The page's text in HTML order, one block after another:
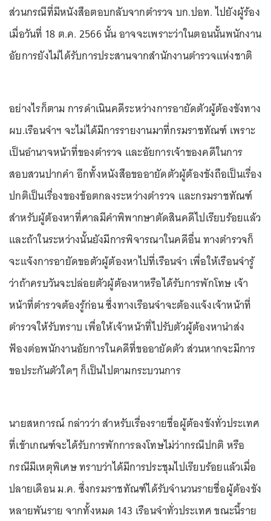
ส่วนกรณีที่มีหนังสือตอบกลับจากตำรวจ บก.ปอท. ไปยังผู้ร้อง
เมื่อวันที่ 18 ต.ค. 2566 นั้น อาจจะเพราะว่าในตอนนั้นพนักงาน
อัยการยังไม่ได้รับการประสานจากสำนักงานตำรวจแห่งชาติ
อย่างไรก็ตาม การดำเนินคดีระหว่างการอายัดตัวผู้ต้องขังทาง
ผบ.เรือนจำฯ จะไม่ได้มีการรายงานมาที่กรมราชทัณฑ์ เพราะ
เป็นอำนาจหน้าที่ของตำรวจ และอัยการเจ้าของคดีในการ
สอบสวนปากคำ อีกทั้งหนังสือขออายัดตัวผู้ต้องขังถือเป็นเรื่อง
ปกติเป็นเรื่องของข้อตกลงระหว่างตำรวจ และกรมราชทัณฑ์
สำหรับผู้ต้องหาที่ศาลมีคำพิพากษาตัดสินคดีไปเรียบร้อยแล้ว
และถ้าในระหว่างนั้นยังมีการพิจารณาในคดีอื่น ทางตำรวจก็
จะแจ้งการอายัดขอตัวผู้ต้องหาไปที่เรือนจำ เพื่อให้เรือนจำรู้
ว่าถ้าครบวันจะปล่อยตัวผู้ต้องหาหรือได้รับการพักโทษ เจ้า
หน้าที่ตำรวจต้องรู้ก่อน ซึ่งทางเรือนจำจะต้องแจ้งเจ้าหน้าที่
ตำรวจให้รับทราบ เพื่อให้เจ้าหน้าที่ไปรับตัวผู้ต้องหานำส่ง
ฟ้องต่อพนักงานอัยการในคดีที่ขออายัดตัว ส่วนหากจะมีการ
ขอประกันตัวใดๆ ก็เป็นไปตามกระบวนการ
นายสหการณ์ กล่าวว่า สำหรับเรื่องรายชื่อผู้ต้องขังทั่วประเทศ
ที่เข้าเกณฑ์จะได้รับการพักการลงโทษไม่ว่ากรณีปกติ หรือ
กรณีมีเหตุพิเศษ ทราบว่าได้มีการประชุมไปเรียบร้อยแล้วเมื่อ
ปลายเดือน ม.ค. ซึ่งกรมราชทัณฑ์ได้รับจำนวนรายชื่อผู้ต้องขัง
หลายพันราย จากทั้งหมด 143 เรือนจำทั่วประเทศ ขณะนี้ราย